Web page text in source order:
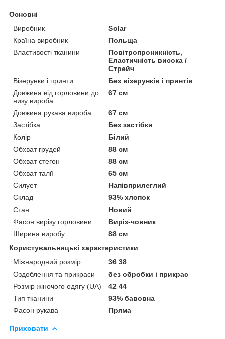
Основні
Виробник
Solar
Країна виробник
Польща
Властивості тканини
Повітропроникність,
Еластичність висока /
Стрейч
Візерунки і принти
Без візерунків і принтів
Довжина від горловини до
низу вироба
67 см
Довжина рукава вироба
67 см
Застібка
Без застібки
Колір
Білий
Обхват грудей
88 см
Обхват стегон
88 см
Обхват талії
65 см
Силует
Напівприлеглий
Склад
93% хлопок
Стан
Новий
Фасон вирізу горловини
Виріз-човник
Ширина виробу
88 см
Користувальницькі характеристики
Міжнародний розмір
36 38
Оздоблення та прикраси
без обробки і прикрас
Розмір жіночого одягу (UA)
42 44
Тип тканини
93% бавовна
Фасон рукава
Пряма
Приховати